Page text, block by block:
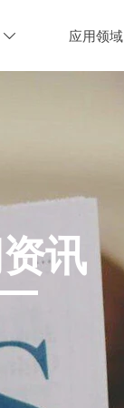
 应用领域
讯